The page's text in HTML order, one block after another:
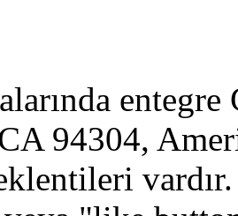
entegre
94304,
vardır.